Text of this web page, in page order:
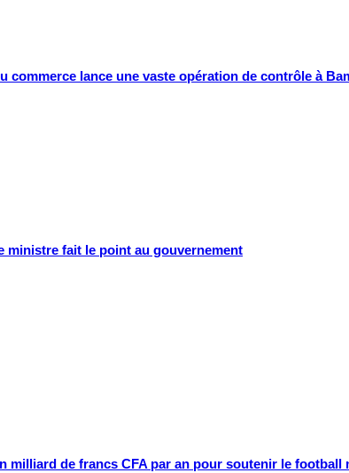
lance une vaste opération de contrôle à
ministre fait le point au gouvernement
milliard de francs CFA par an pour soutenir le football